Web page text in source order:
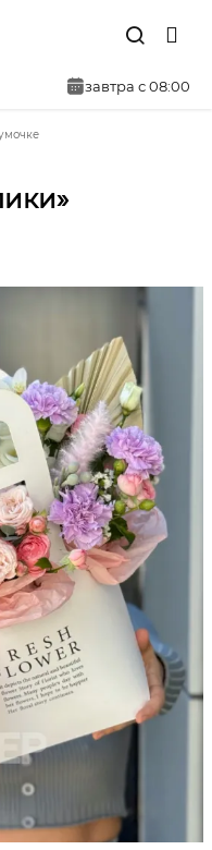
завтра с 08:00